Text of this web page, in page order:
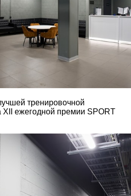
тренировочной
XII ежегодной премии SPORT